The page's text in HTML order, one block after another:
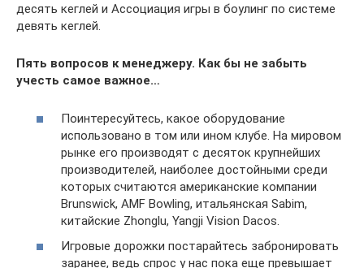
десять кеглей и Ассоциация игры в боулинг по системе
девять кеглей.
Пять вопросов к менеджеру. Как бы не забыть
учесть самое важное…
Поинтересуйтесь, какое оборудование
использовано в том или ином клубе. На мировом
рынке его производят с десяток крупнейших
производителей, наиболее достойными среди
которых считаются американские компании
Brunswick, AMF Bowling, итальянская Sabim,
китайские Zhonglu, Yangji Vision Dacos.
Игровые дорожки постарайтесь забронировать
заранее, ведь спрос у нас пока еще превышает